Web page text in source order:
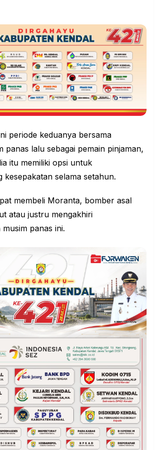
periode keduanya bersama
panas lalu sebagai pemain pinjaman,
itu memiliki opsi untuk
kesepakatan selama setahun.
membeli Moranta, bomber asal
atau justru mengakhiri
panas ini.